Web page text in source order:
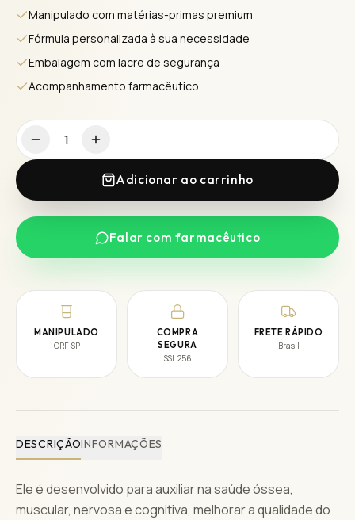
Manipulado com matérias-primas premium
Fórmula personalizada à sua necessidade
Embalagem com lacre de segurança
Acompanhamento farmacêutico
1
Adicionar ao carrinho
Falar com farmacêutico
MANIPULADO
CRF-SP
COMPRA
SEGURA
SSL 256
FRETE RÁPIDO
Brasil
DESCRIÇÃOINFORMAÇÕES
Ele é desenvolvido para auxiliar na saúde óssea,
muscular, nervosa e cognitiva, melhorar a qualidade do